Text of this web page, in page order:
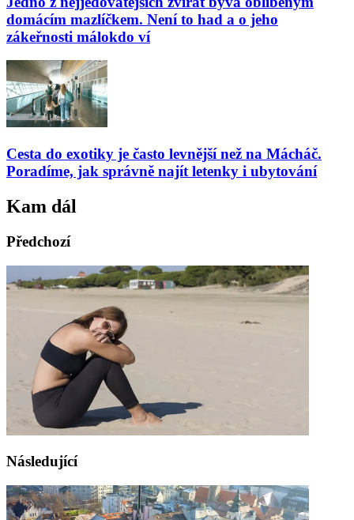
domácím mazlíčkem. Není to had a o jeho
zákeřnosti málokdo ví
Cesta do exotiky je často levnější než na Mácháč.
Poradíme, jak správně najít letenky i ubytování
Kam dál
Předchozí
Následující